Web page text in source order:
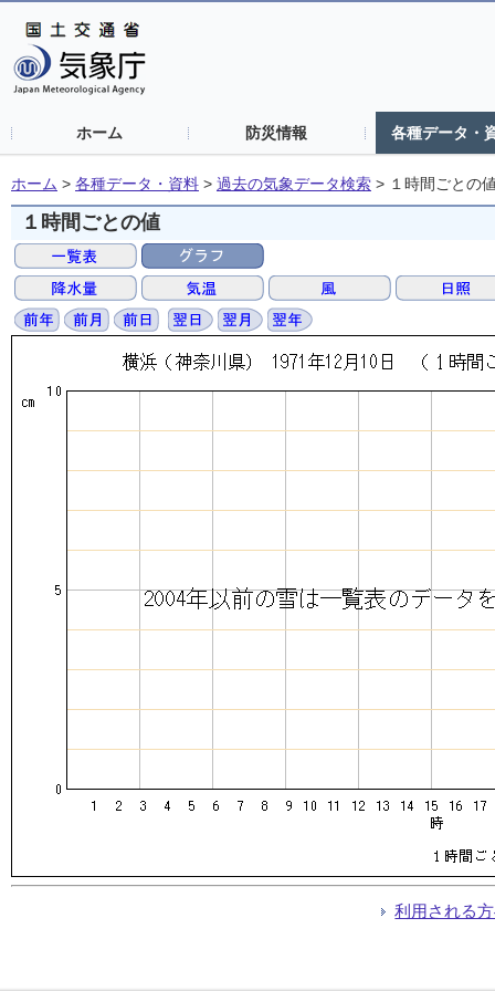
ホーム 防災情報 各種データ・
ホーム > 各種データ・資料 > 過去の気象データ検索 > １時間ごとの
１時間ごとの値
利用される